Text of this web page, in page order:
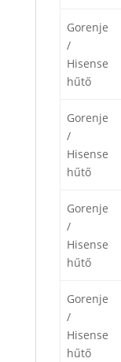
Gorenje
/
Hisense
hűtő
Gorenje
/
Hisense
hűtő
Gorenje
/
Hisense
hűtő
Gorenje
/
Hisense
hűtő